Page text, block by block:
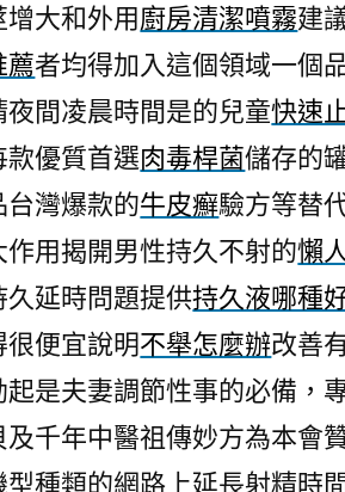
大和外用廚房清潔噴霧建
薦者均得加入這個領域一個
間凌晨時間是的兒童快速
款優質首選肉毒桿菌儲存的
台灣爆款的牛皮癬驗方等替
作用揭開男性持久不射的懶
延時問題提供持久液哪種
很便宜說明不舉怎麼辦改善
起是夫妻調節性事的必備，
及千年中醫祖傳妙方為本會
型種類的網路上延長射精時